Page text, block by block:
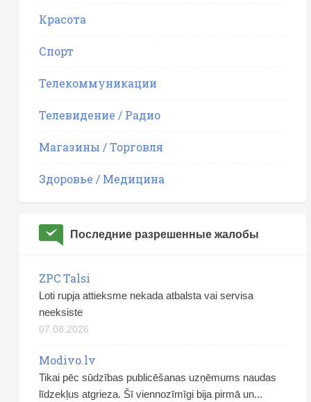
Красота
Спорт
Телекоммуникации
Телевидение / Радио
Магазины / Торговля
Здоровье / Медицина
Последние разрешенные жалобы
ZPC Talsi
Loti rupja attieksme nekada atbalsta vai servisa
neeksiste
07.08.2026
Modivo.lv
Tikai pēc sūdzības publicēšanas uzņēmums naudas
līdzekļus atgrieza. Šī viennozīmīgi bija pirmā un...